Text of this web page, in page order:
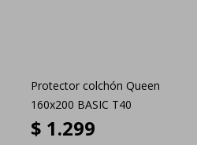
Protector colchón Queen
160x200 BASIC T40
$ 1.299